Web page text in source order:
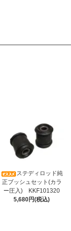
ステディロッド純
正ブッシュセット(カラ
ー圧入) KKF101320
5,680円(税込)